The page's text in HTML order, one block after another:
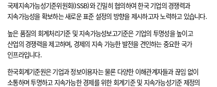
국제지속가능성기준위원회(ISSB)와 긴밀히 협의하여 한국 기업의 경쟁력과
지속가능성을 확보하는 새로운 표준 설정의 방향을 제시하고자 노력하고 있습니다.
높은 품질의 회계처리기준 및 지속가능성보고기준은 기업의 투명성을 높이고
산업의 경쟁력을 제고하며, 경제의 지속 가능한 발전을 견인하는 중요한 국가
인프라입니다.
한국회계기준원은 기업과 정보이용자는 물론 다양한 이해관계자들과 끊임 없이
소통하며 투명하고 지속가능한 경제를 위한 회계기준 및 지속가능성기준 제정의